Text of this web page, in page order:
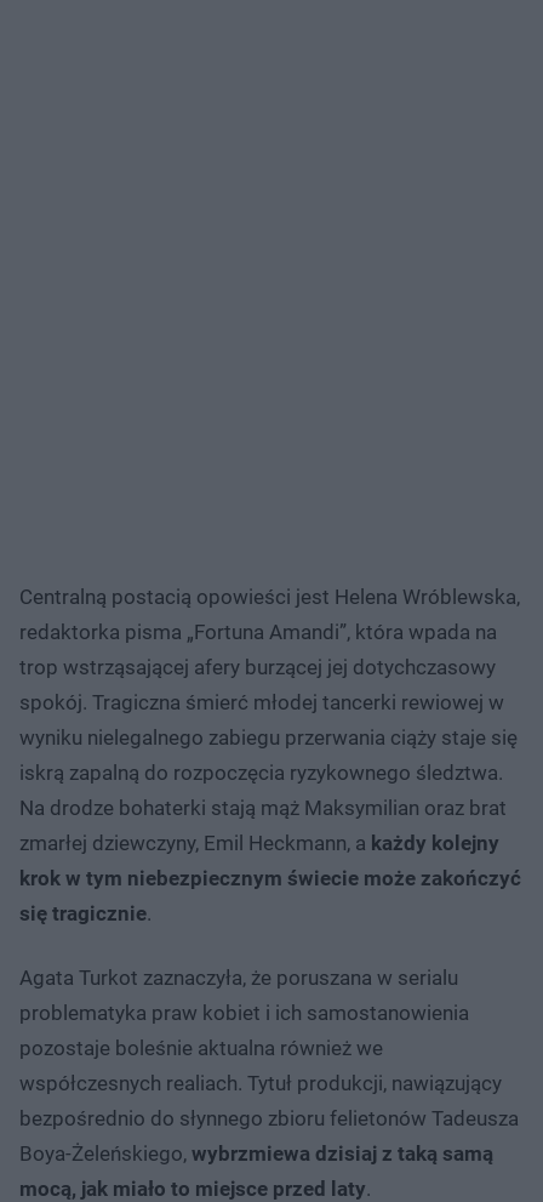
Centralną postacią opowieści jest Helena Wróblewska,
redaktorka pisma „Fortuna Amandi”, która wpada na
trop wstrząsającej afery burzącej jej dotychczasowy
spokój. Tragiczna śmierć młodej tancerki rewiowej w
wyniku nielegalnego zabiegu przerwania ciąży staje się
iskrą zapalną do rozpoczęcia ryzykownego śledztwa.
Na drodze bohaterki stają mąż Maksymilian oraz brat
zmarłej dziewczyny, Emil Heckmann, a każdy kolejny
krok w tym niebezpiecznym świecie może zakończyć
się tragicznie.
Agata Turkot zaznaczyła, że poruszana w serialu
problematyka praw kobiet i ich samostanowienia
pozostaje boleśnie aktualna również we
współczesnych realiach. Tytuł produkcji, nawiązujący
bezpośrednio do słynnego zbioru felietonów Tadeusza
Boya-Żeleńskiego, wybrzmiewa dzisiaj z taką samą
mocą, jak miało to miejsce przed laty.